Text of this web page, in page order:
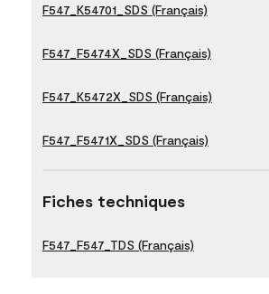
F547_K54701_SDS (Français)
F547_F5474X_SDS (Français)
F547_K5472X_SDS (Français)
F547_F5471X_SDS (Français)
Fiches techniques
F547_F547_TDS (Français)